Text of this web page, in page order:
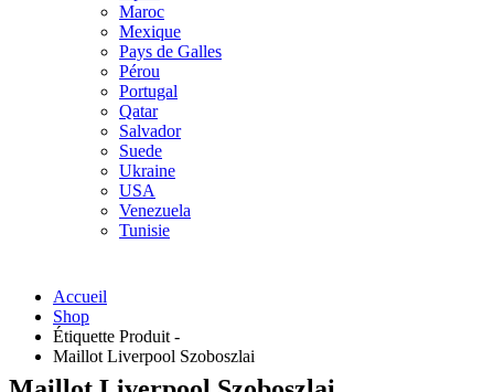
Maroc
Mexique
Pays de Galles
Pérou
Portugal
Qatar
Salvador
Suede
Ukraine
USA
Venezuela
Tunisie
Accueil
Shop
Étiquette Produit -
Maillot Liverpool Szoboszlai